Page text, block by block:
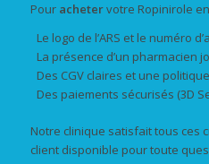
Pour achetervotre Ropinirole
Le logo de l’ARS et le numéro
La présence d’un pharmacien
Des CGV claires et une
Des paiements sécurisés (3D
Notre clinique satisfait tous ces
client disponible pour toute